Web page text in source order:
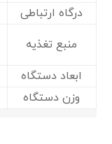
درگاه ارتباطی
منبع تغذیه
ابعاد دستگاه
وزن دستگاه